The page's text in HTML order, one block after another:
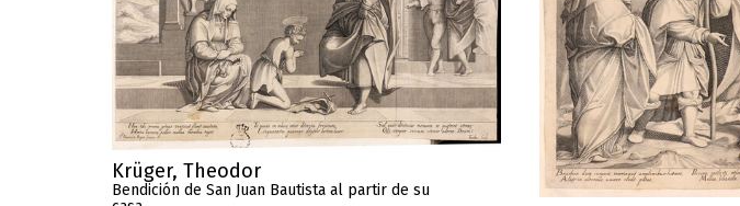
Krüger, Theodor
Bendición de San Juan Bautista al partir de su